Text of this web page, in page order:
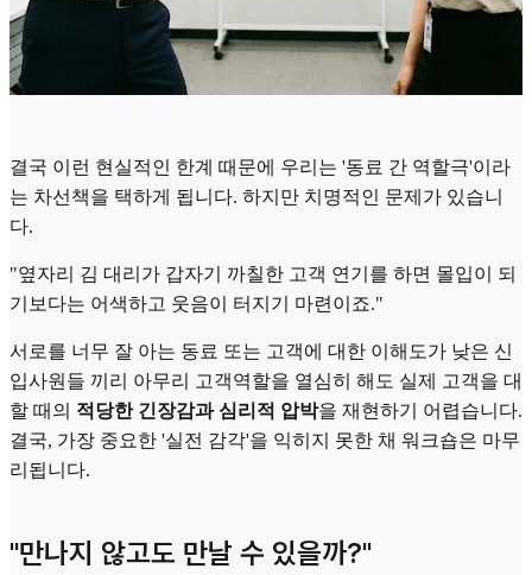
결국 이런 현실적인 한계 때문에 우리는 '동료 간 역할극'이라
는 차선책을 택하게 됩니다. 하지만 치명적인 문제가 있습니
다.
"옆자리 김 대리가 갑자기 까칠한 고객 연기를 하면 몰입이 되
기보다는 어색하고 웃음이 터지기 마련이죠."
서로를 너무 잘 아는 동료 또는 고객에 대한 이해도가 낮은 신
입사원들 끼리 아무리 고객역할을 열심히 해도 실제 고객을 대
할 때의 적당한 긴장감과 심리적 압박을 재현하기 어렵습니다.
결국, 가장 중요한 '실전 감각'을 익히지 못한 채 워크숍은 마무
리됩니다.
"만나지 않고도 만날 수 있을까?"